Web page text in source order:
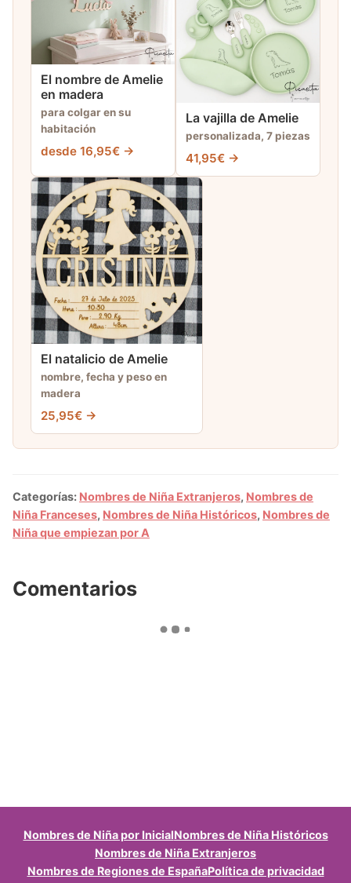
El nombre de Amelie
en madera
para colgar en su
habitación
desde 16,95€ →
La vajilla de Amelie
personalizada, 7 piezas
41,95€ →
El natalicio de Amelie
nombre, fecha y peso en
madera
25,95€ →
Categorías: Nombres de Niña Extranjeros, Nombres de
Niña Franceses, Nombres de Niña Históricos, Nombres de
Niña que empiezan por A
Comentarios
Nombres de Niña por InicialNombres de Niña Históricos
Nombres de Niña Extranjeros
Nombres de Regiones de EspañaPolítica de privacidad